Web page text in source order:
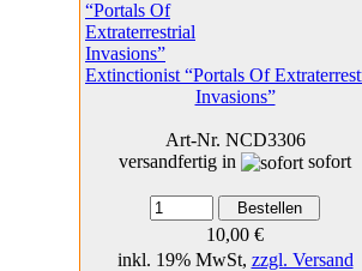
Extinctionist “Portals Of
Invasions”
Art-Nr. NCD3306
versandfertig in
sofort
10,00 €
inkl. 19% MwSt, zzgl. Versand